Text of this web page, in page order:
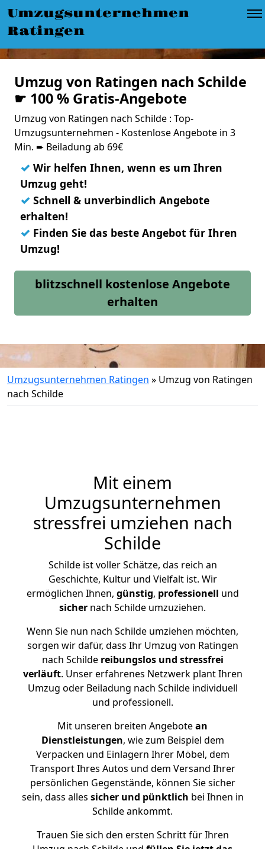
Umzugsunternehmen
Ratingen
Umzug von Ratingen nach Schilde
☛ 100 % Gratis-Angebote
Umzug von Ratingen nach Schilde : Top-
Umzugsunternehmen - Kostenlose Angebote in 3
Min. ➨ Beiladung ab 69€
✓ Wir helfen Ihnen, wenn es um Ihren
Umzug geht!
✓ Schnell & unverbindlich Angebote
erhalten!
✓ Finden Sie das beste Angebot für Ihren
Umzug!
blitzschnell kostenlose Angebote
erhalten
Umzugsunternehmen Ratingen » Umzug von Ratingen
nach Schilde
Mit einem
Umzugsunternehmen
stressfrei umziehen nach
Schilde
Schilde ist voller Schätze, das reich an
Geschichte, Kultur und Vielfalt ist. Wir
ermöglichen Ihnen, günstig, professionell und
sicher nach Schilde umzuziehen.
Wenn Sie nun nach Schilde umziehen möchten,
sorgen wir dafür, dass Ihr Umzug von Ratingen
nach Schilde reibungslos und stressfrei
verläuft. Unser erfahrenes Netzwerk plant Ihren
Umzug oder Beiladung nach Schilde individuell
und professionell.
Mit unseren breiten Angebotean
Dienstleistungen, wie zum Beispiel dem
Verpacken und Einlagern Ihrer Möbel, dem
Transport Ihres Autos und dem Versand Ihrer
persönlichen Gegenstände, können Sie sicher
sein, dass alles sicher und pünktlich bei Ihnen in
Schilde ankommt.
Trauen Sie sich den ersten Schritt für Ihren